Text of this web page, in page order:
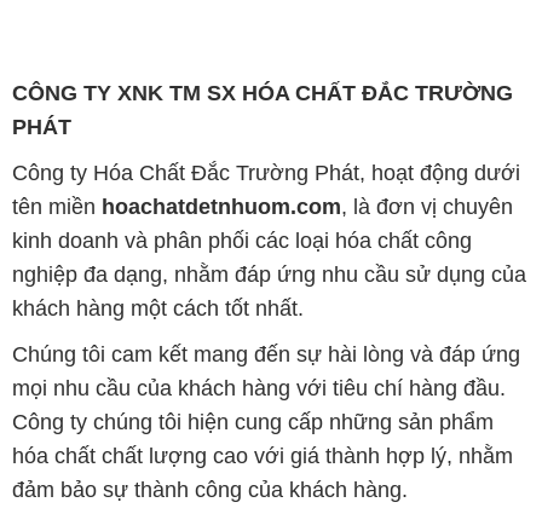
CÔNG TY XNK TM SX HÓA CHẤT ĐẮC TRƯỜNG
PHÁT
Công ty Hóa Chất Đắc Trường Phát, hoạt động dưới
tên miền hoachatdetnhuom.com, là đơn vị chuyên
kinh doanh và phân phối các loại hóa chất công
nghiệp đa dạng, nhằm đáp ứng nhu cầu sử dụng của
khách hàng một cách tốt nhất.
Chúng tôi cam kết mang đến sự hài lòng và đáp ứng
mọi nhu cầu của khách hàng với tiêu chí hàng đầu.
Công ty chúng tôi hiện cung cấp những sản phẩm
hóa chất chất lượng cao với giá thành hợp lý, nhằm
đảm bảo sự thành công của khách hàng.